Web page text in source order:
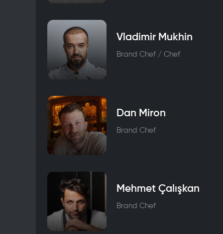
Vladimir Mukhin
Brand Chef / Chef
Dan Miron
Brand Chef
Mehmet Çalışkan
Brand Chef